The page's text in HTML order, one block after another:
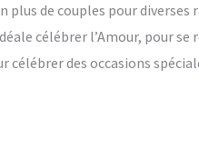
de couples pour diverses
célébrer l’Amour, pour
des occasions